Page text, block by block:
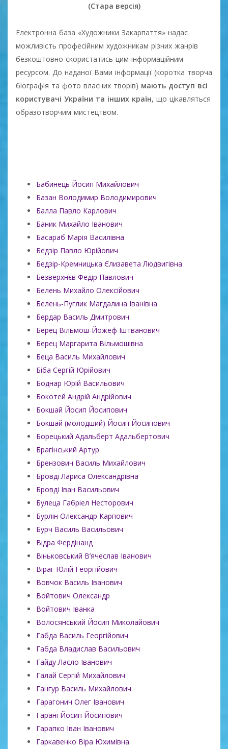
(Стара версія)
Електронна база «Художники Закарпаття» надає
можливість професійним художникам різних жанрів
безкоштовно скористатись цим інформаційним
ресурсом. До наданої Вами інформації (коротка творча
біографія та фото власних творів) мають доступ всі
користувачі України та інших країн, що цікавляться
образотворчим мистецтвом.
Бабинець Йосип Михайлович
Базан Володимир Володимирович
Балла Павло Карлович
Баник Михайло Іванович
Басараб Марія Василівна
Бедзір Павло Юрійович
Бедзір-Кремницька Єлизавета Людвигівна
Безверхнєв Федір Павлович
Белень Михайло Олексійович
Белень-Пуглик Магдалина Іванівна
Бердар Василь Дмитрович
Берец Вільмош-Йожеф Іштванович
Берец Маргарита Вільмошівна
Беца Василь Михайлович
Біба Сергій Юрійович
Боднар Юрій Васильович
Бокотей Андрій Андрійович
Бокшай Йосип Йосипович
Бокшай (молодший) Йосип Йосипович
Борецький Адальберт Адальбертович
Брагінський Артур
Брензович Василь Михайлович
Бровді Лариса Олександрівна
Бровді Іван Васильович
Булеца Габріел Несторович
Бурлін Олександр Карпович
Бурч Василь Васильович
Відра Фердінанд
Віньковський В’ячеслав Іванович
Віраг Юлій Георгійович
Вовчок Василь Іванович
Войтович Олександр
Войтович Іванка
Волосянський Йосип Миколайович
Габда Василь Георгійович
Габда Владислав Васильович
Гайду Ласло Іванович
Галай Сергій Михайлович
Гангур Василь Михайлович
Гарагонич Олег Іванович
Гарані Йосип Йосипович
Гарапко Іван Іванович
Гаркавенко Віра Юхимівна